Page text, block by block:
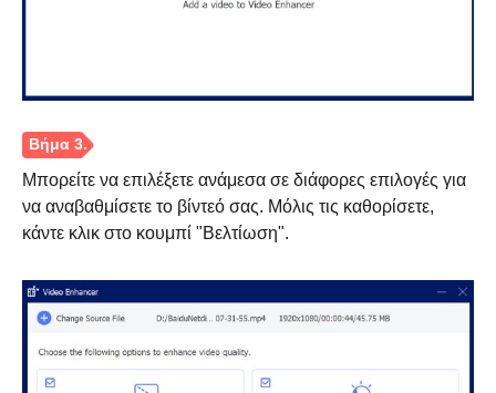
Μπορείτε να επιλέξετε ανάμεσα σε διάφορες επιλογές για
να αναβαθμίσετε το βίντεό σας. Μόλις τις καθορίσετε,
κάντε κλικ στο κουμπί "Βελτίωση".